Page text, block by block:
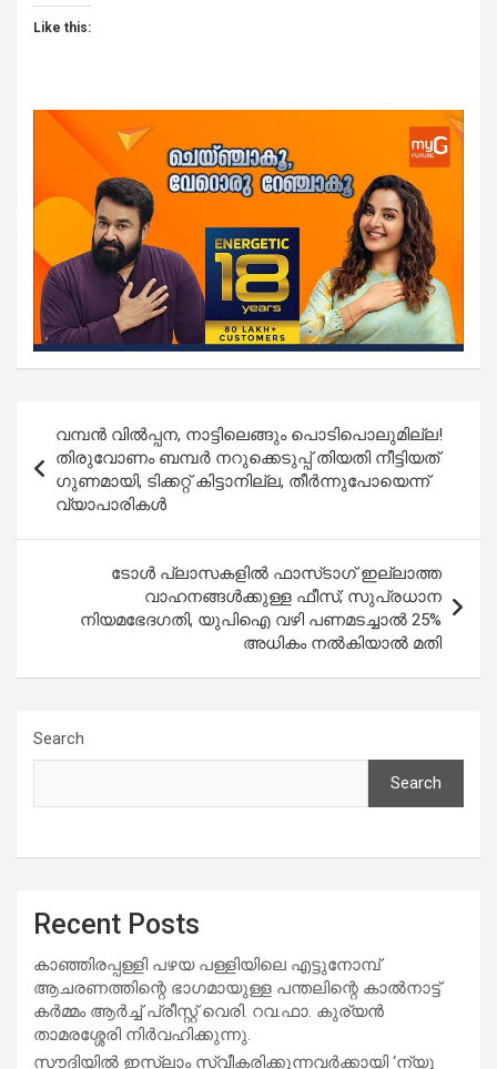
Like this:
navigation
വമ്പൻ വിൽപ്പന, നാട്ടിലെങ്ങും പൊടിപൊലുമില്ല!
തിരുവോണം ബമ്പർ നറുക്കെടുപ്പ് തിയതി നീട്ടിയത്
ഗുണമായി, ടിക്കറ്റ് കിട്ടാനില്ല, തീർന്നുപോയെന്ന്
വ്യാപാരികൾ
ടോള്‍ പ്ലാസകളിൽ ഫാസ്‍ടാഗ് ഇല്ലാത്ത
വാഹനങ്ങള്‍ക്കുള്ള ഫീസ്; സുപ്രധാന
നിയമഭേദഗതി, യുപിഐ വഴി പണമടച്ചാൽ 25%
അധികം നൽകിയാൽ മതി
Search
Search
Recent Posts
കാഞ്ഞിരപ്പള്ളി പഴയ പള്ളിയിലെ എട്ടുനോമ്പ്
ആചരണത്തിന്റെ ഭാഗമായുള്ള പന്തലിന്റെ കാൽനാട്ട്
കർമ്മം ആർച്ച് പ്രീസ്റ്റ് വെരി. റവ.ഫാ. കുര്യൻ
താമരശ്ശേരി നിർവഹിക്കുന്നു.
സൗദിയില്‍ ഇസ്‌ലാം സ്വീകരിക്കുന്നവര്‍ക്കായി ‘ന്യൂ